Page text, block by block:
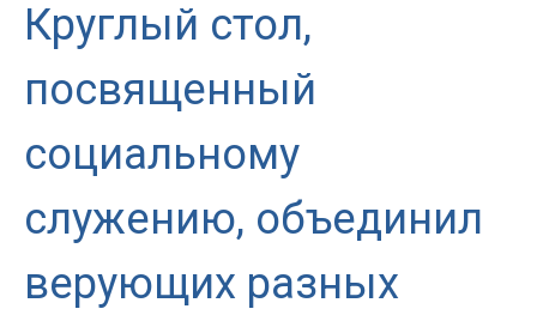
Круглый стол,
посвященный
социальному
служению, объединил
верующих разных